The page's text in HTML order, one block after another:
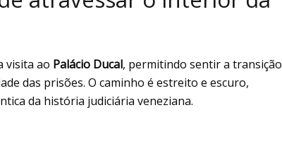
visita ao Palácio Ducal, permitindo sentir a transição
das prisões. O caminho é estreito e escuro,
da história judiciária veneziana.